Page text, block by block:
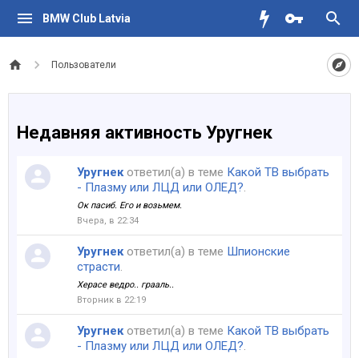
BMW Club Latvia
Пользователи
Недавняя активность Уругнек
Уругнекответил(а) в теме Какой ТВ выбрать
- Плазму или ЛЦД или ОЛЕД?.
Ок пасиб. Его и возьмем.
Вчера, в 22:34
Уругнекответил(а) в теме Шпионские
страсти.
Херасе ведро.. грааль..
Вторник в 22:19
Уругнекответил(а) в теме Какой ТВ выбрать
- Плазму или ЛЦД или ОЛЕД?.